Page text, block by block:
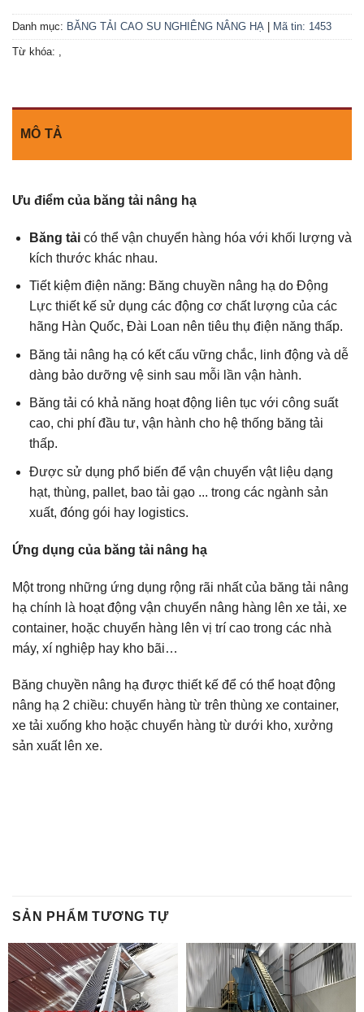
Danh mục: BĂNG TẢI CAO SU NGHIÊNG NÂNG HẠ Mã tin: 1453
Từ khóa: ,
MÔ TẢ
Ưu điểm của băng tải nâng hạ
Băng tảicó thể vận chuyển hàng hóa với khối lượng và
kích thước khác nhau.
Tiết kiệm điện năng: Băng chuyền nâng hạ do Động
Lực thiết kế sử dụng các động cơ chất lượng của các
hãng Hàn Quốc, Đài Loan nên tiêu thụ điện năng thấp.
Băng tải nâng hạ có kết cấu vững chắc, linh động và dễ
dàng bảo dưỡng vệ sinh sau mỗi lần vận hành.
Băng tải có khả năng hoạt động liên tục với công suất
cao, chi phí đầu tư, vận hành cho hệ thống băng tải
thấp.
Được sử dụng phổ biến để vận chuyển vật liệu dạng
hạt, thùng, pallet, bao tải gạo ... trong các ngành sản
xuất, đóng gói hay logistics.
Ứng dụng của băng tải nâng hạ
Một trong những ứng dụng rộng rãi nhất của băng tải nâng
hạ chính là hoạt động vận chuyển nâng hàng lên xe tải, xe
container, hoặc chuyển hàng lên vị trí cao trong các nhà
máy, xí nghiệp hay kho bãi…
Băng chuyền nâng hạ được thiết kế để có thể hoạt động
nâng hạ 2 chiều: chuyển hàng từ trên thùng xe container,
xe tải xuống kho hoặc chuyển hàng từ dưới kho, xưởng
sản xuất lên xe.
SẢN PHẨM TƯƠNG TỰ